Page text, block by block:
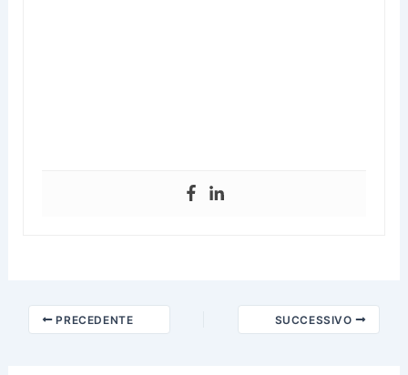
PRECEDENTE SUCCESSIVO